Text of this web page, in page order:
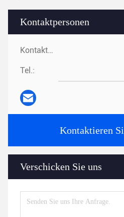
Kontaktpersonen
Kontaktpersonen:
Tel.:
Kontaktieren
Verschicken Sie uns